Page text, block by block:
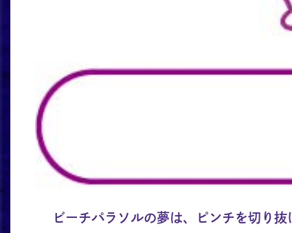
ビーチパラソルの夢は、ピンチを切り